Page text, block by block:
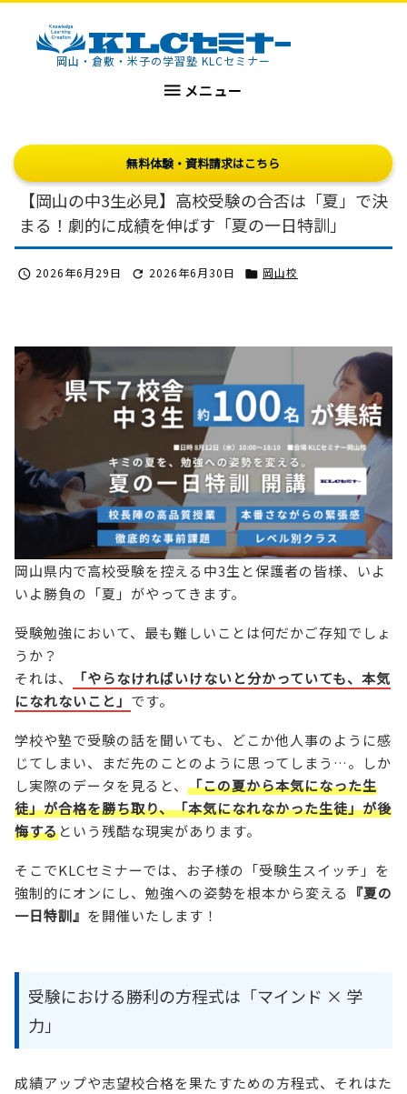
KLCセミナー岡山・倉敷・米子の学習塾 KLCセミナー
 メニュー
無料体験・資料請求はこちら
【岡山の中3生必見】高校受験の合否は「夏」で決
まる！劇的に成績を伸ばす「夏の一日特訓」
 2026年6月29日  2026年6月30日  岡山校
岡山県内で高校受験を控える中3生と保護者の皆様、いよ
いよ勝負の「夏」がやってきます。
受験勉強において、最も難しいことは何だかご存知でしょ
うか？
それは、
「やらなければいけないと分かっていても、本気
になれないこと」 です。
学校や塾で受験の話を聞いても、どこか他人事のように感
じてしまい、まだ先のことのように思ってしまう…。しか
し実際のデータを見ると、 「この夏から本気になった生
徒」が合格を勝ち取り、「本気になれなかった生徒」が後
悔するという残酷な現実があります。
そこでKLCセミナーでは、お子様の「受験生スイッチ」を
強制的にオンにし、勉強への姿勢を根本から変える
『夏の
一日特訓』 を開催いたします！
受験における勝利の方程式は「マインド × 学
力」
成績アップや志望校合格を果たすための方程式、それはた